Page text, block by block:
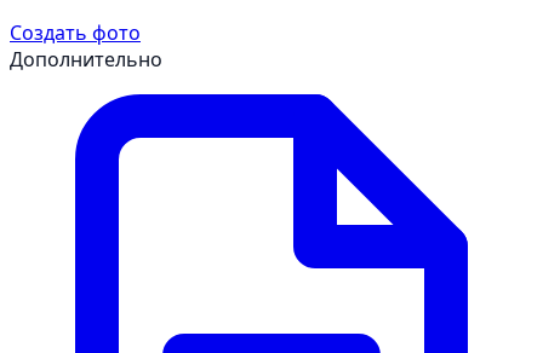
Создать фото
Дополнительно